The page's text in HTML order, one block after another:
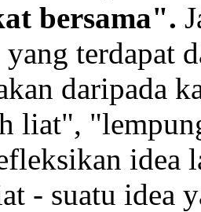
bersama".
terdapat
daripada
liat",
idea
- suatu idea